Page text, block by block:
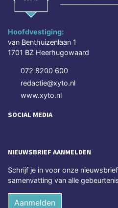
Hoofdvestiging:
van Benthuizenlaan 1
1701 BZ Heerhugowaard
072 8200 600
redactie@xyto.nl
www.xyto.nl
SOCIAL MEDIA
NIEUWSBRIEF AANMELDEN
Schrijf je in voor onze
samenvatting van alle
Aanmelden